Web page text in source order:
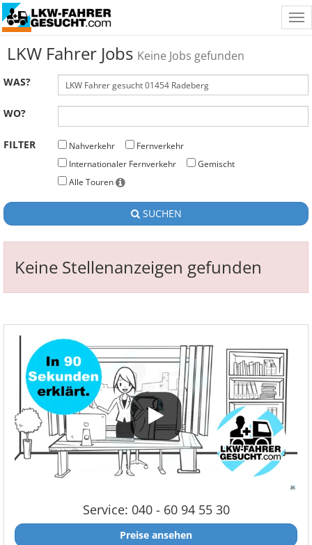
LKW Fahrer Jobs Keine Jobs gefunden
WAS?
WO?
FILTER Nahverkehr
Fernverkehr
Internationaler Fernverkehr
Gemischt
Alle Touren
SUCHEN
Keine Stellenanzeigen gefunden
Service: 040 - 60 94 55 30
Preise ansehen